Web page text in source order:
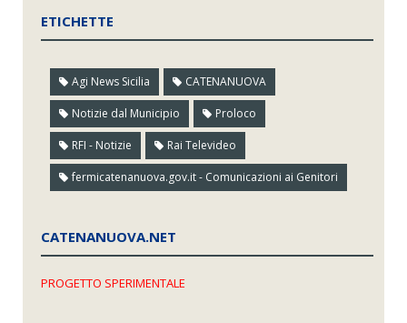
ETICHETTE
Agi News Sicilia CATENANUOVA
Notizie dal Municipio Proloco
RFI - Notizie Rai Televideo
fermicatenanuova.gov.it - Comunicazioni ai Genitori
CATENANUOVA.NET
PROGETTO SPERIMENTALE